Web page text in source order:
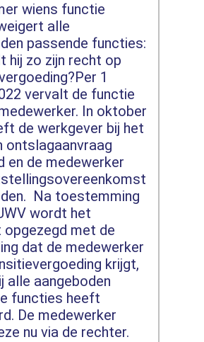
wiens functie
alle
passende functies:
hij zo zijn recht op
1
vervalt de functie
In oktober
de werkgever bij het
ontslagaanvraag
en de medewerker
Na toestemming
wordt het
met de
dat de medewerker
krijgt,
alle aangeboden
functies heeft
De medewerker
nu via de rechter.